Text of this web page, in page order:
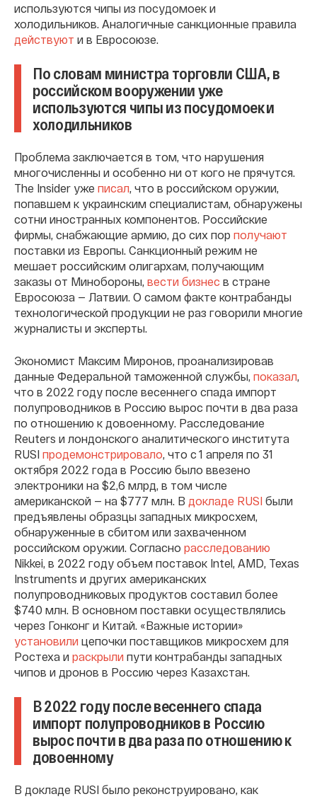
используются чипы из посудомоек и
холодильников. Аналогичные санкционные правила
действуют и в Евросоюзе.
По словам министра торговли США, в
российском вооружении уже
используются чипы из посудомоек и
холодильников
Проблема заключается в том, что нарушения
многочисленны и особенно ни от кого не прячутся.
The Insider уже писал, что в российском оружии,
попавшем к украинским специалистам, обнаружены
сотни иностранных компонентов. Российские
фирмы, снабжающие армию, до сих пор получают
поставки из Европы. Санкционный режим не
мешает российским олигархам, получающим
заказы от Минобороны, вести бизнес в стране
Евросоюза — Латвии. О самом факте контрабанды
технологической продукции не раз говорили многие
журналисты и эксперты.
Экономист Максим Миронов, проанализировав
данные Федеральной таможенной службы, показал,
что в 2022 году после весеннего спада импорт
полупроводников в Россию вырос почти в два раза
по отношению к довоенному. Расследование
Reuters и лондонского аналитического института
RUSI продемонстрировало, что с 1 апреля по 31
октября 2022 года в Россию было ввезено
электроники на $2,6 млрд, в том числе
американской — на $777 млн. В докладе RUSI были
предъявлены образцы западных микросхем,
обнаруженные в сбитом или захваченном
российском оружии. Согласно расследованию
Nikkei, в 2022 году объем поставок Intel, AMD, Texas
Instruments и других американских
полупроводниковых продуктов составил более
$740 млн. В основном поставки осуществлялись
через Гонконг и Китай. «Важные истории»
установили цепочки поставщиков микросхем для
Ростеха и раскрыли пути контрабанды западных
чипов и дронов в Россию через Казахстан.
В 2022 году после весеннего спада
импорт полупроводников в Россию
вырос почти в два раза по отношению к
довоенному
В докладе RUSI было реконструировано, как